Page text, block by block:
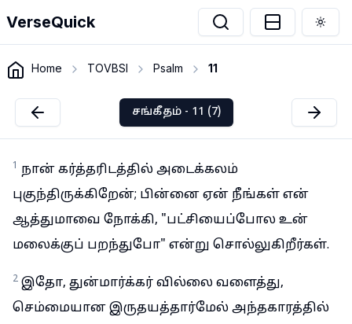
VerseQuick
Home TOVBSI Psalm 11
சங்கீதம் - 11 (7)
1 நான் கர்த்தரிடத்தில் அடைக்கலம்
புகுந்திருக்கிறேன்; பின்னை ஏன் நீங்கள் என்
ஆத்துமாவை நோக்கி, "பட்சியைப்போல உன்
மலைக்குப் பறந்துபோ" என்று சொல்லுகிறீர்கள்.
2 இதோ, துன்மார்க்கர் வில்லை வளைத்து,
செம்மையான இருதயத்தார்மேல் அந்தகாரத்தில்